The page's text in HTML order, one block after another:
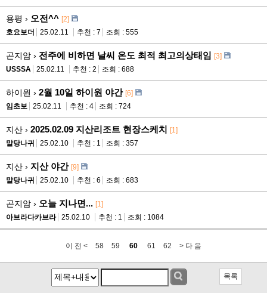
용평 › 오전^^ [2]
호요보더
25.02.11 추천 : 7 조회 : 555
곤지암 › 전주에 비하면 날씨 온도 최적 최고의상태임 [3]
USSSA
25.02.11 추천 : 2 조회 : 688
하이원 › 2월 10일 하이원 야간 [6]
임초보
25.02.11 추천 : 4 조회 : 724
지산 › 2025.02.09 지산리조트 현장스케치 [1]
말당나귀
25.02.10 추천 : 1 조회 : 357
지산 › 지산 야간 [9]
말당나귀
25.02.10 추천 : 6 조회 : 683
곤지암 › 오늘 지나면... [1]
아브라다카브라
25.02.10 추천 : 1 조회 : 1084
이 전 < 58 59 60 61 62 > 다 음
목록